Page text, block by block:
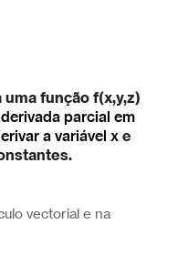
função f(x,y,z)
derivada parcial em
a variável x e
vectorial e na